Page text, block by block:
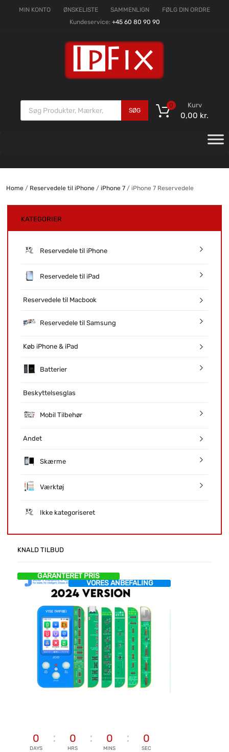
MIN KONTO ØNSKELISTE SAMMENLIGN
FØLG DIN ORDRE
Kundeservice: +45 60 80 90 90
SØG
Kurv
0,00 kr.
0
Home/ Reservedele til iPhone/ iPhone 7/ iPhone 7 Reservedele
KATEGORIER
Reservedele til iPhone
Reservedele til iPad
Reservedele til Macbook
Reservedele til Samsung
Køb iPhone & iPad
Batterier
Beskyttelsesglas
Mobil Tilbehør
Andet
Skærme
Værktøj
Ikke kategoriseret
KNALD TILBUD
GARANTERET PRIS
VORES ANBEFALING
0
DAYS
0
HRS
0
MINS
0
SEC